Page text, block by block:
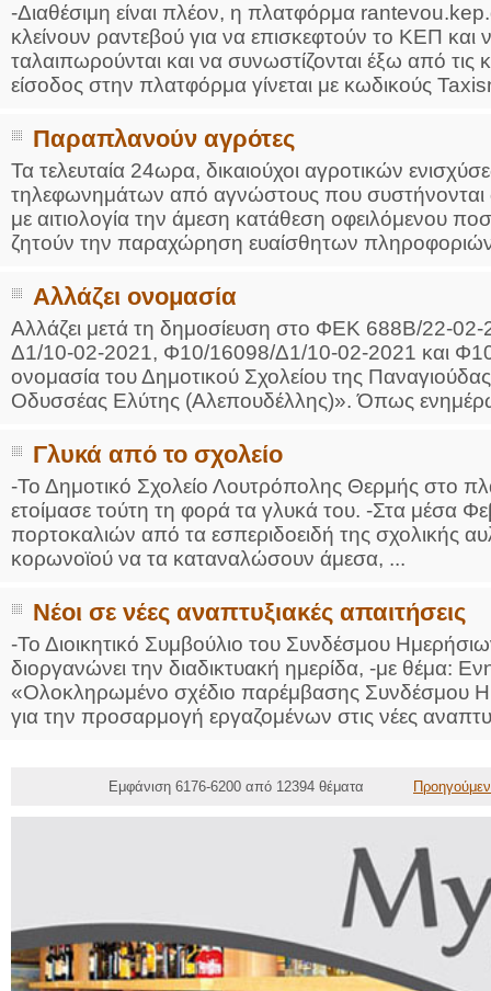
-Διαθέσιμη είναι πλέον, η πλατφόρμα
κλείνουν ραντεβού για να επισκεφτούν το ΚΕΠ
ταλαιπωρούνται και να συνωστίζονται έξω από
είσοδος στην πλατφόρμα γίνεται με κωδικούς
Παραπλανούν αγρότες
Τα τελευταία 24ωρα, δικαιούχοι αγροτικών
τηλεφωνημάτων από αγνώστους που
με αιτιολογία την άμεση κατάθεση οφειλόμενου
ζητούν την παραχώρηση ευαίσθητων
Αλλάζει ονομασία
Αλλάζει μετά τη δημοσίευση στο ΦΕΚ 688Β/22-
Δ1/10-02-2021, Φ10/16098/Δ1/10-02-2021 και
ονομασία του Δημοτικού Σχολείου της
Οδυσσέας Ελύτης (Αλεπουδέλλης)». Όπως
Γλυκά από το σχολείο
-Το Δημοτικό Σχολείο Λουτρόπολης Θερμής στο
ετοίμασε τούτη τη φορά τα γλυκά του. -Στα μέσα
πορτοκαλιών από τα εσπεριδοειδή της σχολικής
κορωνοϊού να τα καταναλώσουν άμεσα, ...
Νέοι σε νέες αναπτυξιακές απαιτήσεις
-Το Διοικητικό Συμβούλιο του Συνδέσμου
διοργανώνει την διαδικτυακή ημερίδα, -με θέμα:
«Ολοκληρωμένο σχέδιο παρέμβασης Συνδέσμου
για την προσαρμογή εργαζομένων στις νέες
Εμφάνιση 6176-6200 από 12394 θέματα